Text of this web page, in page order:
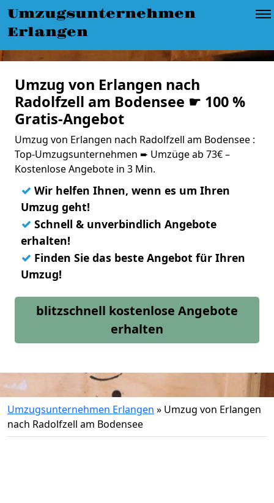
Umzugsunternehmen
Erlangen
Umzug von Erlangen nach
Radolfzell am Bodensee ☛ 100 %
Gratis-Angebot
Umzug von Erlangen nach Radolfzell am Bodensee :
Top-Umzugsunternehmen ➨ Umzüge ab 73€ –
Kostenlose Angebote in 3 Min.
✓ Wir helfen Ihnen, wenn es um Ihren
Umzug geht!
✓ Schnell & unverbindlich Angebote
erhalten!
✓ Finden Sie das beste Angebot für Ihren
Umzug!
blitzschnell kostenlose Angebote
erhalten
Umzugsunternehmen Erlangen » Umzug von Erlangen
nach Radolfzell am Bodensee